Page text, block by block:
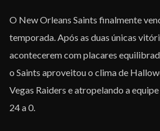
O New Orleans Saints finalmente
temporada. Após as duas únicas
acontecerem com placares
o Saints aproveitou o clima de
Vegas Raiders e atropelando a
24 a 0.